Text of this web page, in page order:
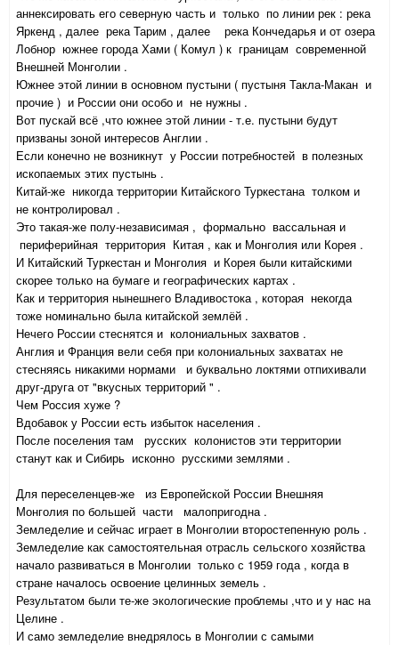
аннексировать его северную часть и только по линии рек : река
Яркенд , далее река Тарим , далее река Кончедарья и от озера
Лобнор южнее города Хами ( Комул ) к границам современной
Внешней Монголии .
Южнее этой линии в основном пустыни ( пустыня Такла-Макан и
прочие ) и России они особо и не нужны .
Вот пускай всё ,что южнее этой линии - т.е. пустыни будут
призваны зоной интересов Англии .
Если конечно не возникнут у России потребностей в полезных
ископаемых этих пустынь .
Китай-же никогда территории Китайского Туркестана толком и
не контролировал .
Это такая-же полу-независимая , формально вассальная и
периферийная территория Китая , как и Монголия или Корея .
И Китайский Туркестан и Монголия и Корея были китайскими
скорее только на бумаге и географических картах .
Как и территория нынешнего Владивостока , которая некогда
тоже номинально была китайской землёй .
Нечего России стеснятся и колониальных захватов .
Англия и Франция вели себя при колониальных захватах не
стесняясь никакими нормами и буквально локтями отпихивали
друг-друга от "вкусных территорий " .
Чем Россия хуже ?
Вдобавок у России есть избыток населения .
После поселения там русских колонистов эти территории
станут как и Сибирь исконно русскими землями .
Для переселенцев-же из Европейской России Внешняя
Монголия по большей части малопригодна .
Земледелие и сейчас играет в Монголии второстепенную роль .
Земледелие как самостоятельная отрасль сельского хозяйства
начало развиваться в Монголии только с 1959 года , когда в
стране началось освоение целинных земель .
Результатом были те-же экологические проблемы ,что и у нас на
Целине .
И само земледелие внедрялось в Монголии с самыми